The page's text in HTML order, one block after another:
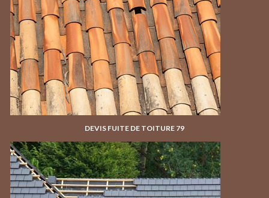
DEVIS FUITE DE TOITURE 79